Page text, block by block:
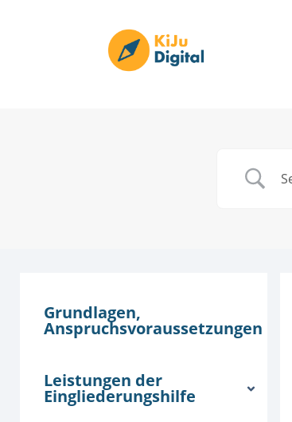
Grundlagen,
Anspruchsvoraussetzungen
Leistungen der
Eingliederungshilfe